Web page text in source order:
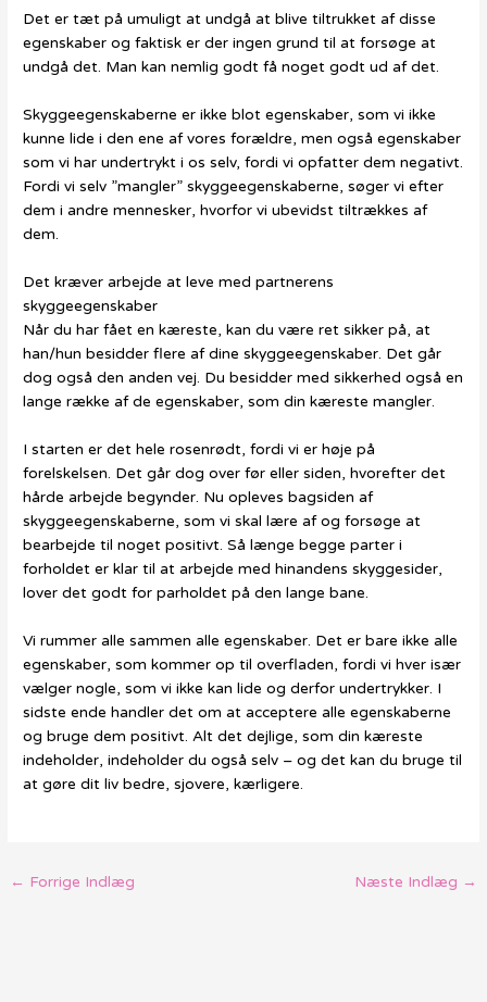
Det er tæt på umuligt at undgå at blive tiltrukket af disse
egenskaber og faktisk er der ingen grund til at forsøge at
undgå det. Man kan nemlig godt få noget godt ud af det.
Skyggeegenskaberne er ikke blot egenskaber, som vi ikke
kunne lide i den ene af vores forældre, men også egenskaber
som vi har undertrykt i os selv, fordi vi opfatter dem negativt.
Fordi vi selv ”mangler” skyggeegenskaberne, søger vi efter
dem i andre mennesker, hvorfor vi ubevidst tiltrækkes af
dem.
Det kræver arbejde at leve med partnerens
skyggeegenskaber
Når du har fået en kæreste, kan du være ret sikker på, at
han/hun besidder flere af dine skyggeegenskaber. Det går
dog også den anden vej. Du besidder med sikkerhed også en
lange række af de egenskaber, som din kæreste mangler.
I starten er det hele rosenrødt, fordi vi er høje på
forelskelsen. Det går dog over før eller siden, hvorefter det
hårde arbejde begynder. Nu opleves bagsiden af
skyggeegenskaberne, som vi skal lære af og forsøge at
bearbejde til noget positivt. Så længe begge parter i
forholdet er klar til at arbejde med hinandens skyggesider,
lover det godt for parholdet på den lange bane.
Vi rummer alle sammen alle egenskaber. Det er bare ikke alle
egenskaber, som kommer op til overfladen, fordi vi hver især
vælger nogle, som vi ikke kan lide og derfor undertrykker. I
sidste ende handler det om at acceptere alle egenskaberne
og bruge dem positivt. Alt det dejlige, som din kæreste
indeholder, indeholder du også selv – og det kan du bruge til
at gøre dit liv bedre, sjovere, kærligere.
← Forrige Indlæg Næste Indlæg →